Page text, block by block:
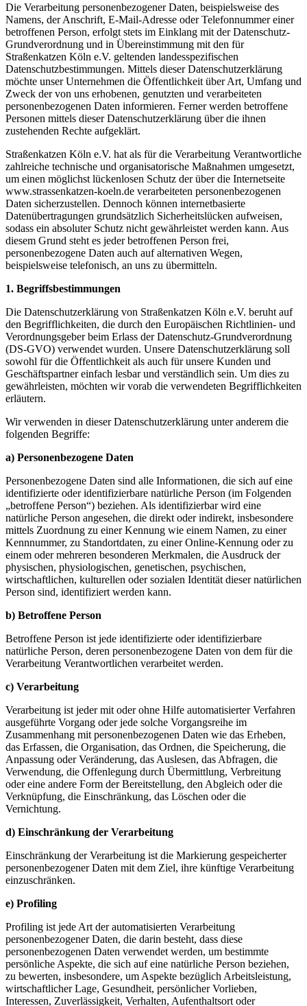
Die Verarbeitung personenbezogener Daten, beispielsweise des
Namens, der Anschrift, E-Mail-Adresse oder Telefonnummer einer
betroffenen Person, erfolgt stets im Einklang mit der Datenschutz-
Grundverordnung und in Übereinstimmung mit den für
Straßenkatzen Köln e.V. geltenden landesspezifischen
Datenschutzbestimmungen. Mittels dieser Datenschutzerklärung
möchte unser Unternehmen die Öffentlichkeit über Art, Umfang und
Zweck der von uns erhobenen, genutzten und verarbeiteten
personenbezogenen Daten informieren. Ferner werden betroffene
Personen mittels dieser Datenschutzerklärung über die ihnen
zustehenden Rechte aufgeklärt.
Straßenkatzen Köln e.V. hat als für die Verarbeitung Verantwortliche
zahlreiche technische und organisatorische Maßnahmen umgesetzt,
um einen möglichst lückenlosen Schutz der über die Internetseite
www.strassenkatzen-koeln.de verarbeiteten personenbezogenen
Daten sicherzustellen. Dennoch können internetbasierte
Datenübertragungen grundsätzlich Sicherheitslücken aufweisen,
sodass ein absoluter Schutz nicht gewährleistet werden kann. Aus
diesem Grund steht es jeder betroffenen Person frei,
personenbezogene Daten auch auf alternativen Wegen,
beispielsweise telefonisch, an uns zu übermitteln.
1. Begriffsbestimmungen
Die Datenschutzerklärung von Straßenkatzen Köln e.V. beruht auf
den Begrifflichkeiten, die durch den Europäischen Richtlinien- und
Verordnungsgeber beim Erlass der Datenschutz-Grundverordnung
(DS-GVO) verwendet wurden. Unsere Datenschutzerklärung soll
sowohl für die Öffentlichkeit als auch für unsere Kunden und
Geschäftspartner einfach lesbar und verständlich sein. Um dies zu
gewährleisten, möchten wir vorab die verwendeten Begrifflichkeiten
erläutern.
Wir verwenden in dieser Datenschutzerklärung unter anderem die
folgenden Begriffe:
a) Personenbezogene Daten
Personenbezogene Daten sind alle Informationen, die sich auf eine
identifizierte oder identifizierbare natürliche Person (im Folgenden
„betroffene Person“) beziehen. Als identifizierbar wird eine
natürliche Person angesehen, die direkt oder indirekt, insbesondere
mittels Zuordnung zu einer Kennung wie einem Namen, zu einer
Kennnummer, zu Standortdaten, zu einer Online-Kennung oder zu
einem oder mehreren besonderen Merkmalen, die Ausdruck der
physischen, physiologischen, genetischen, psychischen,
wirtschaftlichen, kulturellen oder sozialen Identität dieser natürlichen
Person sind, identifiziert werden kann.
b) Betroffene Person
Betroffene Person ist jede identifizierte oder identifizierbare
natürliche Person, deren personenbezogene Daten von dem für die
Verarbeitung Verantwortlichen verarbeitet werden.
c) Verarbeitung
Verarbeitung ist jeder mit oder ohne Hilfe automatisierter Verfahren
ausgeführte Vorgang oder jede solche Vorgangsreihe im
Zusammenhang mit personenbezogenen Daten wie das Erheben,
das Erfassen, die Organisation, das Ordnen, die Speicherung, die
Anpassung oder Veränderung, das Auslesen, das Abfragen, die
Verwendung, die Offenlegung durch Übermittlung, Verbreitung
oder eine andere Form der Bereitstellung, den Abgleich oder die
Verknüpfung, die Einschränkung, das Löschen oder die
Vernichtung.
d) Einschränkung der Verarbeitung
Einschränkung der Verarbeitung ist die Markierung gespeicherter
personenbezogener Daten mit dem Ziel, ihre künftige Verarbeitung
einzuschränken.
e) Profiling
Profiling ist jede Art der automatisierten Verarbeitung
personenbezogener Daten, die darin besteht, dass diese
personenbezogenen Daten verwendet werden, um bestimmte
persönliche Aspekte, die sich auf eine natürliche Person beziehen,
zu bewerten, insbesondere, um Aspekte bezüglich Arbeitsleistung,
wirtschaftlicher Lage, Gesundheit, persönlicher Vorlieben,
Interessen, Zuverlässigkeit, Verhalten, Aufenthaltsort oder